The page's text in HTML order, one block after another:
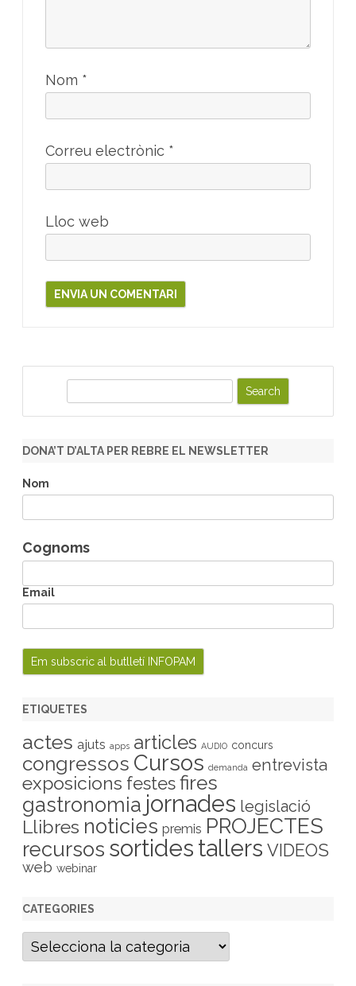
Nom *
Correu electrònic *
Lloc web
r
h
DONA’T D’ALTA PER REBRE EL NEWSLETTER
Nom
Cognoms
Email
ETIQUETES
actes ajuts apps articles AUDIO concurs
congressos Cursos demanda entrevista
exposicions festesfires
gastronomia jornades legislació
Llibres noticies premis PROJECTES
recursos sortides tallers VIDEOS
web webinar
CATEGORIES
C
t